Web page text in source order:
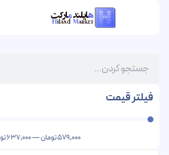
فیلتر قیمت
579,000تومان—
637,000